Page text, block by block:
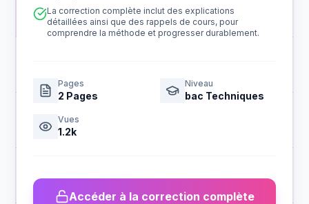
La correction complète inclut des explications
détaillées ainsi que des rappels de cours, pour
comprendre la méthode et progresser durablement.
Pages
2 Pages
Niveau
bac Techniques
Vues
1.2k
Accéder à la correction complète